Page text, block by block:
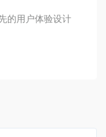
的用户体验设计